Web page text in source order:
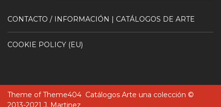
CONTACTO / INFORMACIÓN | CATÁLOGOS DE ARTE
COOKIE POLICY (EU)
Theme ofTheme404 Catálogos Arte una colección ©
2013-2021 J. Martinez